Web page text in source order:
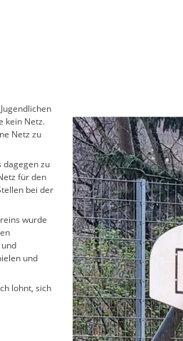
kein Netz.
Netz zu
dagegen zu
für den
bei der
wurde
und
lohnt, sich